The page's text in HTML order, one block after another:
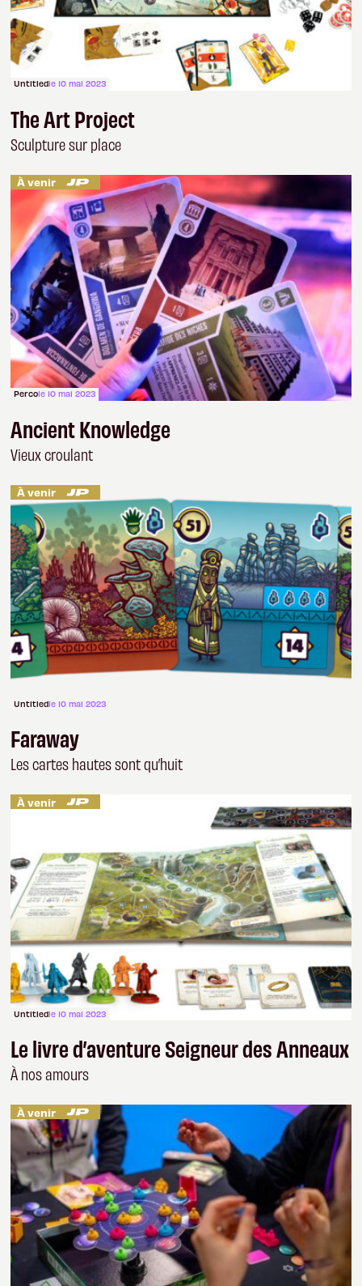
Untitledle 10 mai 2023
The Art Project
Sculpture sur place
À venir
Percole 10 mai 2023
Ancient Knowledge
Vieux croulant
À venir
Untitledle 10 mai 2023
Faraway
Les cartes hautes sont qu’huit
À venir
Untitledle 10 mai 2023
Le livre d’aventure Seigneur des Anneaux
À nos amours
À venir